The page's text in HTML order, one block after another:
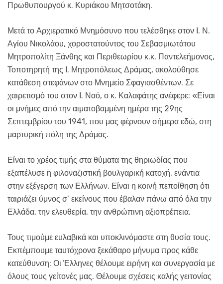
Πρωθυπουργού κ. Κυριάκου Μητσοτάκη.
Μετά το Αρχιερατικό Μνημόσυνο που τελέσθηκε στον Ι. Ν.
Αγίου Νικολάου, χοροστατούντος του Σεβασμιωτάτου
Μητροπολίτη Ξάνθης και Περιθεωρίου κ.κ. Παντελεήμονος,
Τοποτηρητή της Ι. Μητροπόλεως Δράμας, ακολούθησε
κατάθεση στεφάνων στο Μνημείο Σφαγιασθέντων. Σε
χαιρετισμό του στον Ι. Ναό, ο κ. Καλαφάτης ανέφερε: «Είναι
οι μνήμες από την αιματοβαμμένη ημέρα της 29ης
Σεπτεμβρίου του 1941, που μας φέρνουν σήμερα εδώ, στη
μαρτυρική πόλη της Δράμας.
Είναι το χρέος τιμής στα θύματα της θηριωδίας που
εξαπέλυσε η φιλοναζιστική βουλγαρική κατοχή, ενάντια
στην εξέγερση των Ελλήνων. Είναι η κοινή πεποίθηση ότι
ταιριάζει ύμνος σ’ εκείνους που έβαλαν πάνω από όλα την
Ελλάδα, την ελευθερία, την ανθρώπινη αξιοπρέπεια.
Τους τιμούμε ευλαβικά και υποκλινόμαστε στη θυσία τους.
Εκπέμπουμε ταυτόχρονα ξεκάθαρο μήνυμα προς κάθε
κατεύθυνση: Οι Έλληνες θέλουμε ειρήνη και συνεργασία με
όλους τους γείτονές μας. Θέλουμε σχέσεις καλής γειτονίας